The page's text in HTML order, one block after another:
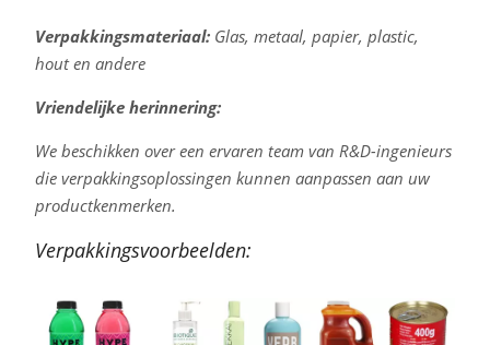
Verpakkingsmateriaal:Glas, metaal, papier, plastic,
hout en andere
Vriendelijke herinnering:
We beschikken over een ervaren team van R&D-ingenieurs
die verpakkingsoplossingen kunnen aanpassen aan uw
productkenmerken.
Verpakkingsvoorbeelden: